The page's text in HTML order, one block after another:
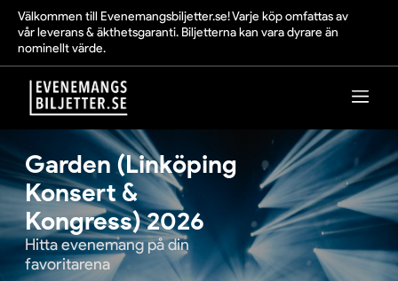
Välkommen till Evenemangsbiljetter.se! Varje köp omfattas av
vår leverans & äkthetsgaranti. Biljetterna kan vara dyrare än
nominellt värde.
Garden (Linköping
Konsert &
Kongress) 2026
Hitta evenemang på din
favoritarena